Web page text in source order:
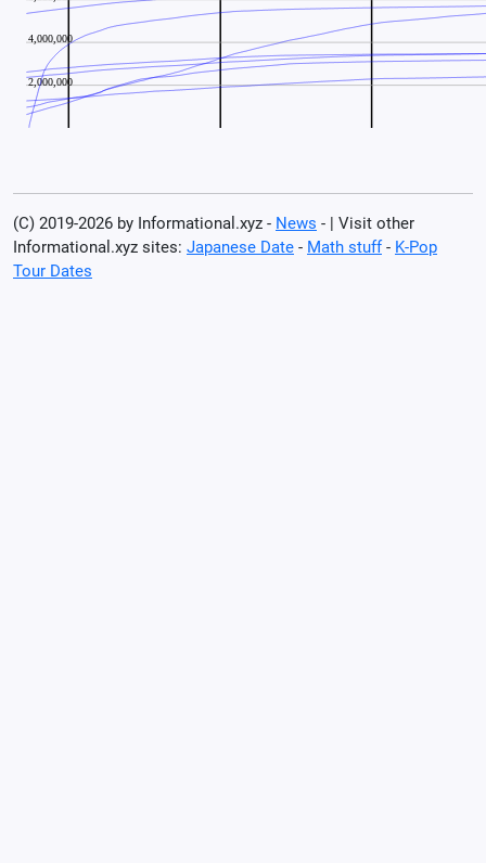
(C) 2019-2026 by Informational.xyz - News - | Visit other
Informational.xyz sites: Japanese Date - Math stuff- K-Pop
Tour Dates